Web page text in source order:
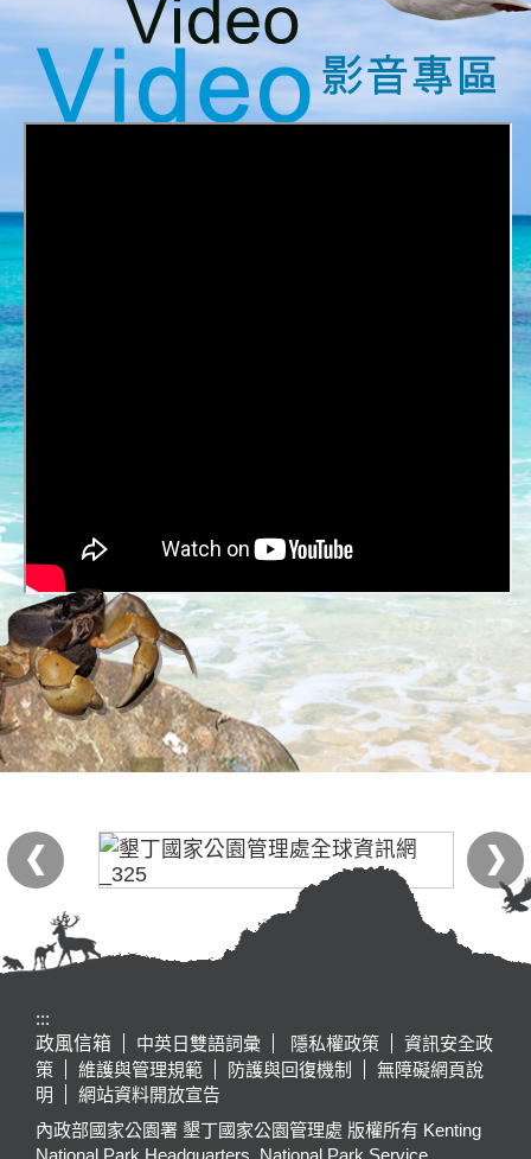
:::
政風信箱
中英日雙語詞彙 隱私權政策
資訊安全政
策
維護與管理規範 防護與回復機制
無障礙網頁說
明
網站資料開放宣告
內政部國家公園署 墾丁國家公園管理處 版權所有 Kenting
National Park Headquarters, National Park Service,